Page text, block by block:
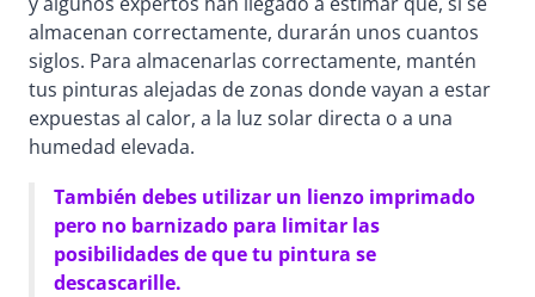
almacenan correctamente, durarán unos cuantos
siglos. Para almacenarlas correctamente, mantén
tus pinturas alejadas de zonas donde vayan a estar
expuestas al calor, a la luz solar directa o a una
humedad elevada.
También debes utilizar un lienzo imprimado
pero no barnizado para limitar las
posibilidades de que tu pintura se
descascarille.